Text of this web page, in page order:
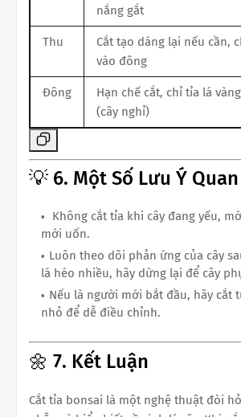
nắng gắt
Thu
Cắt tạo dáng lại nếu cần,
vào đông
Đông
Hạn chế cắt, chỉ tỉa lá
(cây nghỉ)
💡 6. Một Số Lưu Ý
Không cắt tỉa khi cây đang yếu,
mới uốn.
Luôn theo dõi phản ứng của cây
lá héo nhiều, hãy dừng lại để cây
Nếu là người mới bắt đầu, hãy cắt
nhỏ để dễ điều chỉnh.
🌼 7. Kết Luận
Cắt tỉa bonsai là một nghệ thuật đòi